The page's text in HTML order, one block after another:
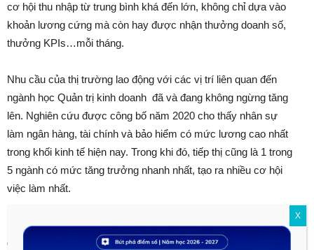
cơ hội thu nhập từ trung bình khá đến lớn, không chỉ dựa vào
khoản lương cứng mà còn hay được nhận thưởng doanh số,
thưởng KPIs…mỗi tháng.
Nhu cầu của thị trường lao động với các vị trí liên quan đến
ngành học Quản trị kinh doanh đã và đang không ngừng tăng
lên. Nghiên cứu được công bố năm 2020 cho thấy nhân sự
làm ngân hàng, tài chính và bảo hiểm có mức lương cao nhất
trong khối kinh tế hiện nay. Trong khi đó, tiếp thị cũng là 1 trong
5 ngành có mức tăng trưởng nhanh nhất, tạo ra nhiều cơ hội
việc làm nhất.
Một ưu thế khác khi bạn theo đuổi sự nghiệp trong lĩnh vực
quản trị kinh doanh là bạn có thể cân nhắc tự khởi nghiệp hoặc
X